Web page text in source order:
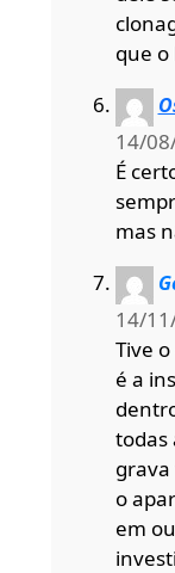
que
14/
É
mas
14/
Tive
é a
todas
grava
o
em